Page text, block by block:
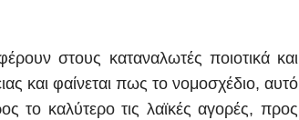
στους καταναλωτές ποιοτικά και
και φαίνεται πως το νομοσχέδιο, αυτό
το καλύτερο τις λαϊκές αγορές, προς